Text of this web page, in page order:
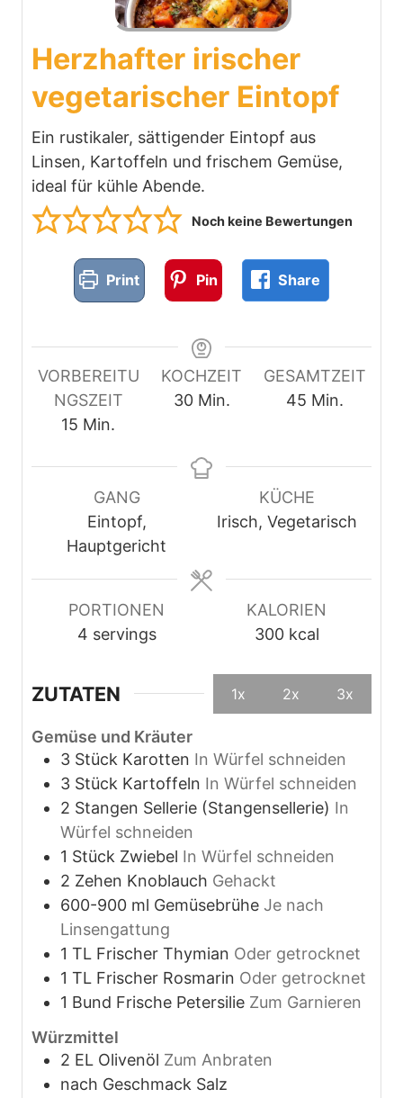
Herzhafter irischer
vegetarischer Eintopf
Ein rustikaler, sättigender Eintopf aus
Linsen, Kartoffeln und frischem Gemüse,
ideal für kühle Abende.
Noch keine Bewertungen
Print Pin Share
VORBEREITU
NGSZEIT
15 M
n
e
Min.
KOCHZEIT
30M
u
Min.
GESAMTZEIT
45 M
u
t
e
Min.
GANG
Eintopf,
Hauptgericht
KÜCHE
Irisch, Vegetarisch
PORTIONEN
4 servings
KALORIEN
300 kcal
ZUTATEN 1x 2x 3x
Gemüse und Kräuter
3 Stück Karotten In Würfel schneiden
3 Stück Kartoffeln In Würfel schneiden
2 Stangen Sellerie (Stangensellerie) In
Würfel schneiden
1 Stück Zwiebel In Würfel schneiden
2 Zehen Knoblauch Gehackt
600-900 ml Gemüsebrühe Je nach
Linsengattung
1 TL Frischer Thymian Oder getrocknet
1 TL Frischer Rosmarin Oder getrocknet
1 Bund Frische Petersilie Zum Garnieren
Würzmittel
2 EL Olivenöl Zum Anbraten
nach Geschmack Salz